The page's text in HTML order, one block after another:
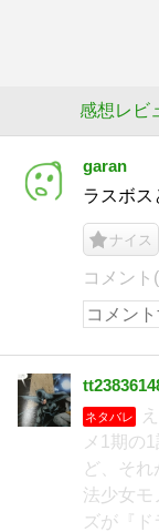
感想レビ
garan
ラスボス
ナイス
コメント
ネタバレ
メ1期の
ど、そ
法少女モ
ズが『